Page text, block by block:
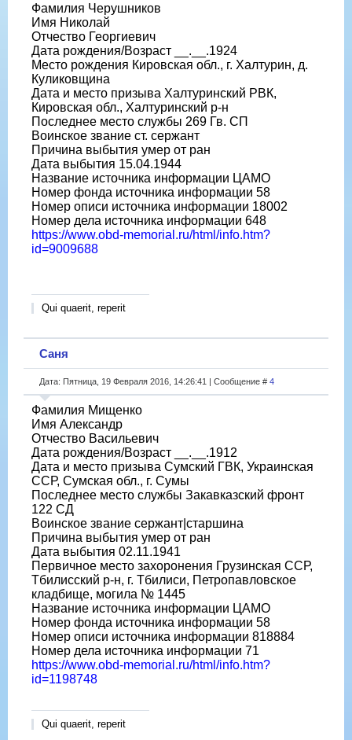
Фамилия Черушников
Имя Николай
Отчество Георгиевич
Дата рождения/Возраст __.__.1924
Место рождения Кировская обл., г. Халтурин, д.
Куликовщина
Дата и место призыва Халтуринский РВК,
Кировская обл., Халтуринский р-н
Последнее место службы 269 Гв. СП
Воинское звание ст. сержант
Причина выбытия умер от ран
Дата выбытия 15.04.1944
Название источника информации ЦАМО
Номер фонда источника информации 58
Номер описи источника информации 18002
Номер дела источника информации 648
https://www.obd-memorial.ru/html/info.htm?
id=9009688
Qui quaerit, reperit
Саня
Дата: Пятница, 19 Февраля 2016, 14:26:41 | Сообщение # 4
Фамилия Мищенко
Имя Александр
Отчество Васильевич
Дата рождения/Возраст __.__.1912
Дата и место призыва Сумский ГВК, Украинская
ССР, Сумская обл., г. Сумы
Последнее место службы Закавказский фронт
122 СД
Воинское звание сержант|старшина
Причина выбытия умер от ран
Дата выбытия 02.11.1941
Первичное место захоронения Грузинская ССР,
Тбилисский р-н, г. Тбилиси, Петропавловское
кладбище, могила № 1445
Название источника информации ЦАМО
Номер фонда источника информации 58
Номер описи источника информации 818884
Номер дела источника информации 71
https://www.obd-memorial.ru/html/info.htm?
id=1198748
Qui quaerit, reperit